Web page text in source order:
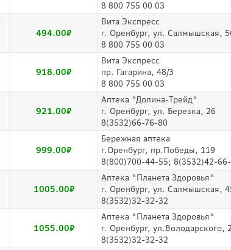
8 800 755 00 03
494.00
Вита Экспресс
г. Оренбург, ул. Салмышская,
8 800 755 00 03
918.00
Вита Экспресс
пр. Гагарина, 48/3
8 800 755 00 03
921.00
Аптека "Долина-Трейд"
г. Оренбург, ул. Березка, 26
8(3532)66-76-80
999.00
Бережная аптека
г.Оренбург, пр.Победы, 119
8(800)700-44-55; 8(3532)42-
1005.00
Аптека "Планета Здоровья"
г. Оренбург, ул. Салмышская,
8(3532)32-32-32
1055.00
Аптека "Планета Здоровья"
г. Оренбург, ул.Володарского,
8(3532)32-32-32